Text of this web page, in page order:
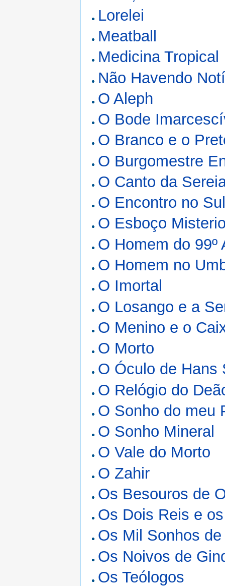
Lorelei
Meatball
Medicina Tropical
Não Havendo
O Aleph
O Bode
O Branco e o
O Burgomestre
O Canto da
O Encontro no
O Esboço
O Homem do 99º
O Homem no
O Imortal
O Losango e a
O Menino e o
O Morto
O Óculo de Hans
O Relógio do
O Sonho do meu
O Sonho Mineral
O Vale do Morto
O Zahir
Os Besouros de
Os Dois Reis e
Os Mil Sonhos
Os Noivos de
Os Teólogos